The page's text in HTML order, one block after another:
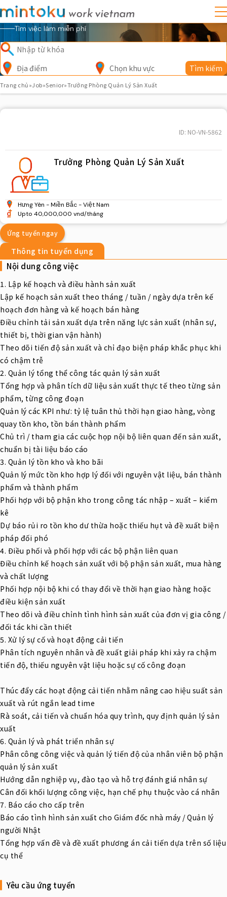
Tìm việc làm miễn phí
Địa điểm Chọn khu vực Tìm kiếm
Trang chủ»Job»Senior»Trưởng Phòng Quản Lý Sản Xuất
ID: NO-VN-5862
Trưởng Phòng Quản Lý Sản Xuất
Hưng Yên Miền Bắc
Việt Nam
Upto 40,000,000 vnd/tháng
Ứng tuyển ngay
Thông tin tuyển dụng
Nội dung công việc
1. Lập kế hoạch và điều hành sản xuất
Lập kế hoạch sản xuất theo tháng / tuần / ngày dựa trên kế
hoạch đơn hàng và kế hoạch bán hàng
Điều chỉnh tải sản xuất dựa trên năng lực sản xuất (nhân sự,
thiết bị, thời gian vận hành)
Theo dõi tiến độ sản xuất và chỉ đạo biện pháp khắc phục khi
có chậm trễ
2. Quản lý tổng thể công tác quản lý sản xuất
Tổng hợp và phân tích dữ liệu sản xuất thực tế theo từng sản
phẩm, từng công đoạn
Quản lý các KPI như: tỷ lệ tuân thủ thời hạn giao hàng, vòng
quay tồn kho, tồn bán thành phẩm
Chủ trì / tham gia các cuộc họp nội bộ liên quan đến sản xuất,
chuẩn bị tài liệu báo cáo
3. Quản lý tồn kho và kho bãi
Quản lý mức tồn kho hợp lý đối với nguyên vật liệu, bán thành
phẩm và thành phẩm
Phối hợp với bộ phận kho trong công tác nhập – xuất – kiểm
kê
Dự báo rủi ro tồn kho dư thừa hoặc thiếu hụt và đề xuất biện
pháp đối phó
4. Điều phối và phối hợp với các bộ phận liên quan
Điều chỉnh kế hoạch sản xuất với bộ phận sản xuất, mua hàng
và chất lượng
Phối hợp nội bộ khi có thay đổi về thời hạn giao hàng hoặc
điều kiện sản xuất
Theo dõi và điều chỉnh tình hình sản xuất của đơn vị gia công /
đối tác khi cần thiết
5. Xử lý sự cố và hoạt động cải tiến
Phân tích nguyên nhân và đề xuất giải pháp khi xảy ra chậm
tiến độ, thiếu nguyên vật liệu hoặc sự cố công đoạn
Thúc đẩy các hoạt động cải tiến nhằm nâng cao hiệu suất sản
xuất và rút ngắn lead time
Rà soát, cải tiến và chuẩn hóa quy trình, quy định quản lý sản
xuất
6. Quản lý và phát triển nhân sự
Phân công công việc và quản lý tiến độ của nhân viên bộ phận
quản lý sản xuất
Hướng dẫn nghiệp vụ, đào tạo và hỗ trợ đánh giá nhân sự
Cân đối khối lượng công việc, hạn chế phụ thuộc vào cá nhân
7. Báo cáo cho cấp trên
Báo cáo tình hình sản xuất cho Giám đốc nhà máy / Quản lý
người Nhật
Tổng hợp vấn đề và đề xuất phương án cải tiến dựa trên số liệu
cụ thể
Yêu cầu ứng tuyển